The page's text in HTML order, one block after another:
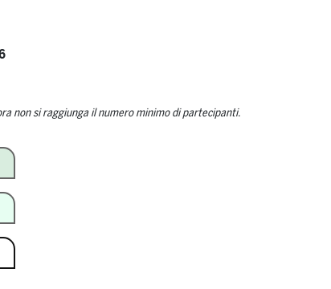
non si raggiunga il numero minimo di partecipanti.